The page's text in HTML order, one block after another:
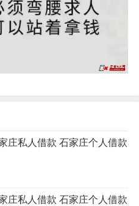
庄私人借款 石家庄个人借款
庄私人借款 石家庄个人借款